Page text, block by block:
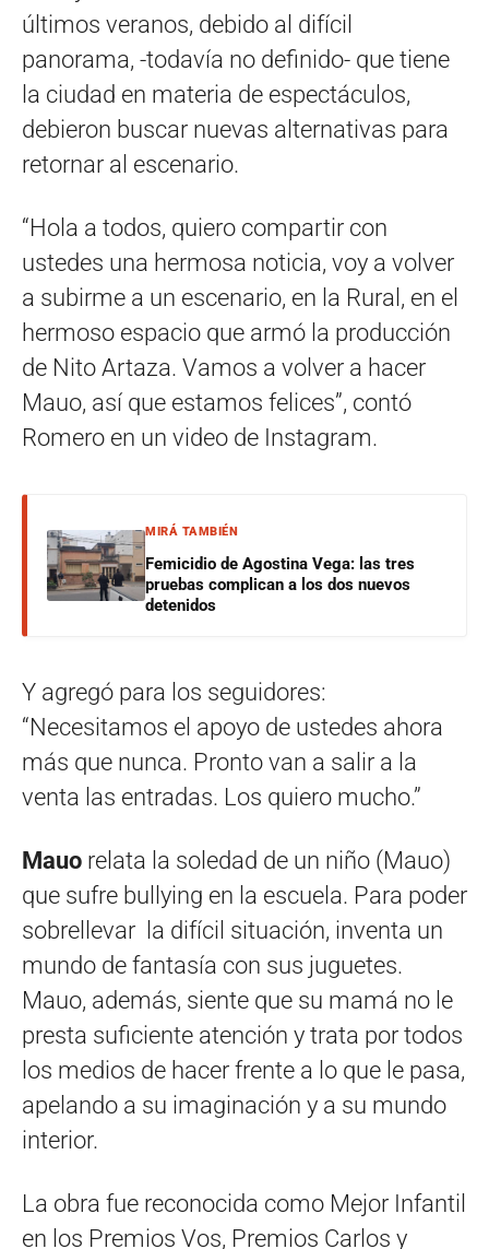
últimos veranos, debido al difícil
panorama, -todavía no definido- que tiene
la ciudad en materia de espectáculos,
debieron buscar nuevas alternativas para
retornar al escenario.
“Hola a todos, quiero compartir con
ustedes una hermosa noticia, voy a volver
a subirme a un escenario, en la Rural, en el
hermoso espacio que armó la producción
de Nito Artaza. Vamos a volver a hacer
Mauo, así que estamos felices”, contó
Romero en un video de Instagram.
MIRÁ TAMBIÉN
Femicidio de Agostina Vega: las tres
pruebas complican a los dos nuevos
detenidos
Y agregó para los seguidores:
“Necesitamos el apoyo de ustedes ahora
más que nunca. Pronto van a salir a la
venta las entradas. Los quiero mucho.”
Mauo relata la soledad de un niño (Mauo)
que sufre bullying en la escuela. Para poder
sobrellevar la difícil situación, inventa un
mundo de fantasía con sus juguetes.
Mauo, además, siente que su mamá no le
presta suficiente atención y trata por todos
los medios de hacer frente a lo que le pasa,
apelando a su imaginación y a su mundo
interior.
La obra fue reconocida como Mejor Infantil
en los Premios Vos, Premios Carlos y